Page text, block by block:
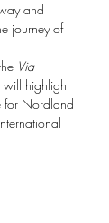
and
journey of
Via
will highlight
for Nordland